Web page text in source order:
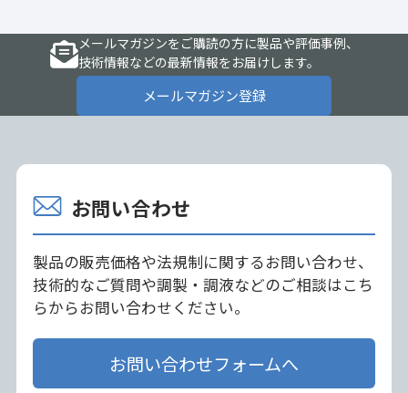
メールマガジンをご購読の方に製品や評価事例、
技術情報などの最新情報をお届けします。
メールマガジン登録
お問い合わせ
製品の販売価格や法規制に関するお問い合わせ、
技術的なご質問や調製・調液などのご相談はこち
らからお問い合わせください。
お問い合わせフォームへ